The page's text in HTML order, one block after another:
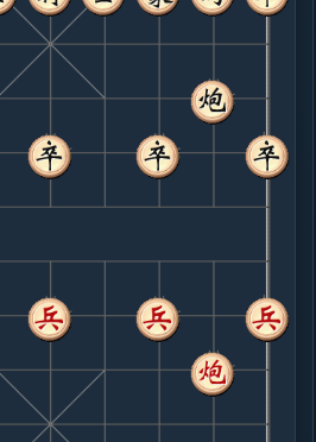
红+0
红+2
红+4
黑+1
仕四进五
红+0
红+0
红+0
黑+1
黑+2
红+0
黑+3